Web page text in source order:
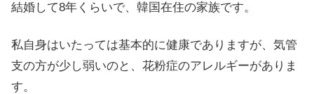
結婚して8年くらいで、韓国在住の家族です。
私自身はいたっては基本的に健康でありますが、気管
支の方が少し弱いのと、花粉症のアレルギーがありま
す。